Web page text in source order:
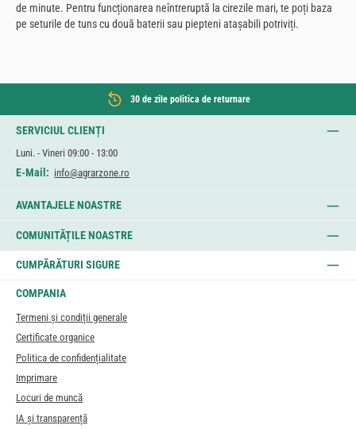
de minute. Pentru funcționarea neîntreruptă la cirezile mari, te poți baza
pe seturile de tuns cu două baterii sau piepteni atașabili potriviți.
30 de zile politica de returnare
SERVICIUL CLIENȚI
Luni. - Vineri 09:00 - 13:00
E-Mail: info@agrarzone.ro
AVANTAJELE NOASTRE
COMUNITĂȚILE NOASTRE
CUMPĂRĂTURI SIGURE
COMPANIA
Termeni și condiții generale
Certificate organice
Politica de confidențialitate
Imprimare
Locuri de muncă
IA și transparență